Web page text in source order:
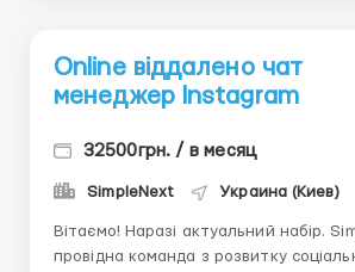
Online віддалено чат
менеджер Instagram
32500грн. / в месяц
SimpleNext Украина (Киев)
Вітаємо! Наразі актуальний набір. SimpleTech —
провідна команда з розвитку